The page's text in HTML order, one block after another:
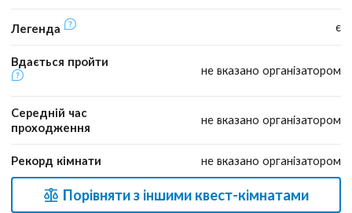
Легенда є
Вдається пройти
не вказано організатором
Середній час
проходження
не вказано організатором
Рекорд кімнати не вказано організатором
Порівняти з іншими квест-кімнатами